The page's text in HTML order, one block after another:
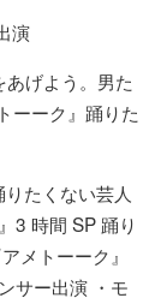
演
げよう。男た
ーーク』踊りた
たくない芸人
3 時間 SP 踊り
メトーーク』
サー出演 ・モ